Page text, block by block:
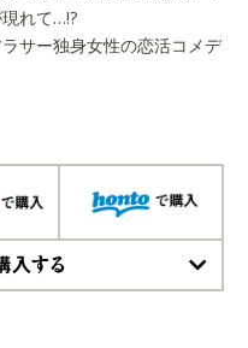
れて…!?
サー独身女性の恋活コメデ